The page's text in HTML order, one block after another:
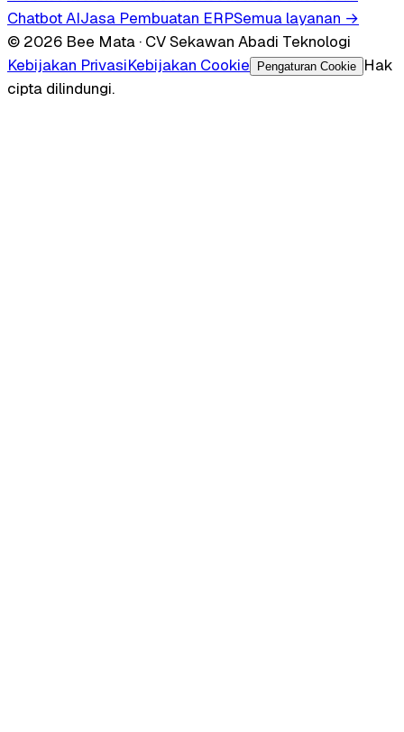
Chatbot AIJasa Pembuatan ERPSemua layanan →
© 2026 Bee Mata · CV Sekawan Abadi Teknologi
Kebijakan PrivasiKebijakan Cookie Pengaturan Cookie
Hak
cipta dilindungi.